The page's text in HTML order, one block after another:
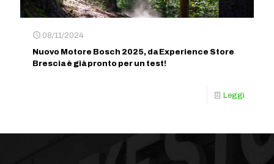
08/11/2024
Nuovo Motore Bosch 2025, da Experience Store
Brescia è già pronto per un test!
Leggi